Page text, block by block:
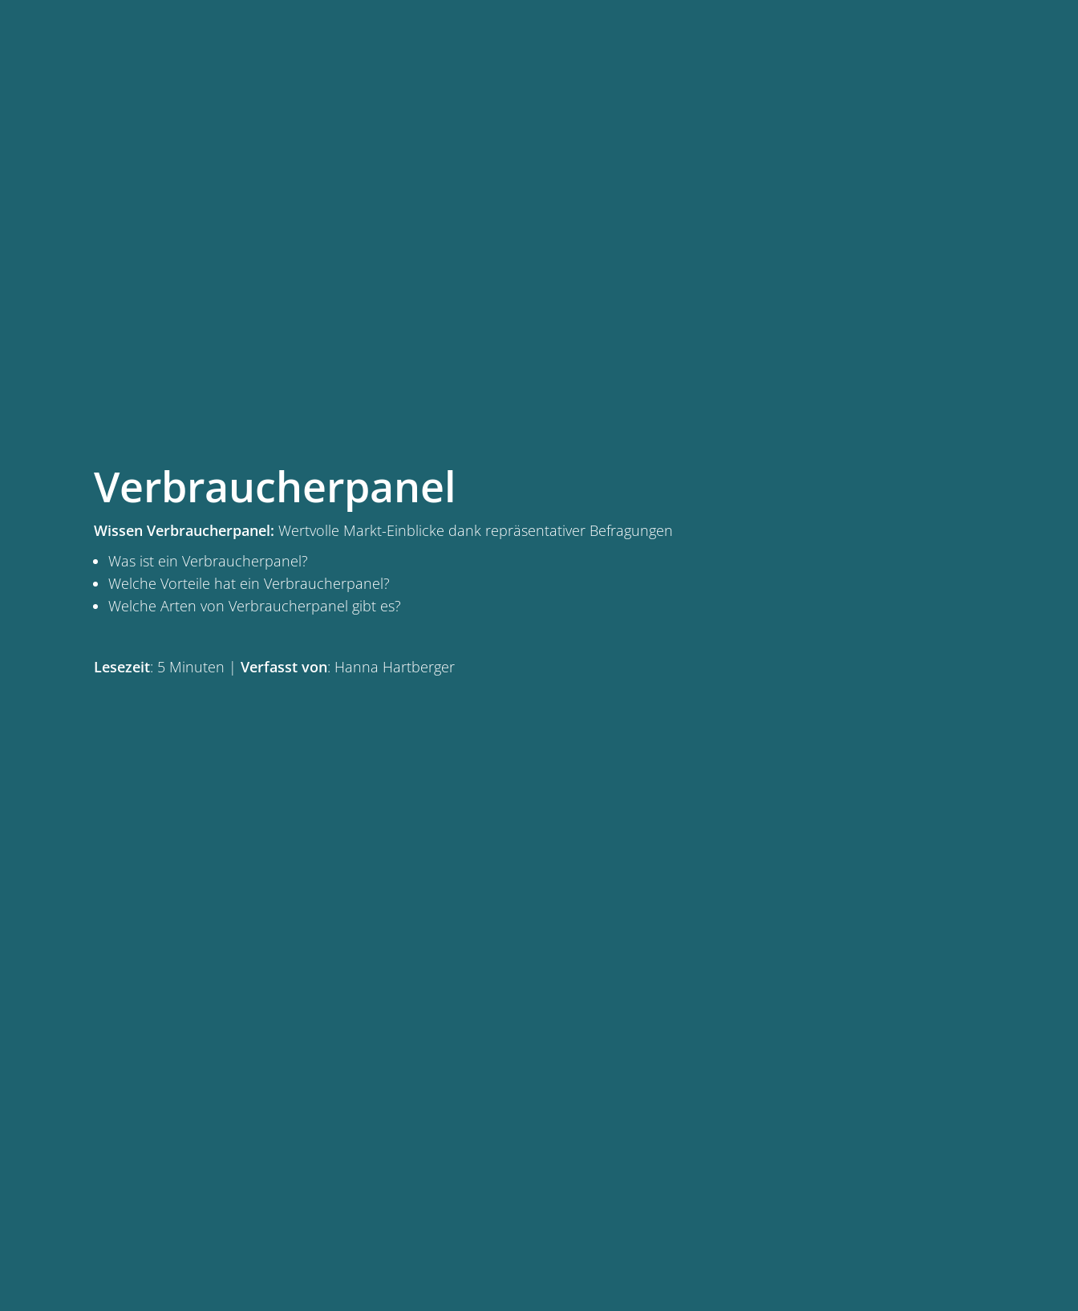
Verbraucherpanel
Wissen Verbraucherpanel: Wertvolle Markt-Einblicke dank repräsentativer Befragungen
Was ist ein Verbraucherpanel?
Welche Vorteile hat ein Verbraucherpanel?
Welche Arten von Verbraucherpanel gibt es?
Lesezeit: 5 Minuten | Verfasst von: Hanna Hartberger